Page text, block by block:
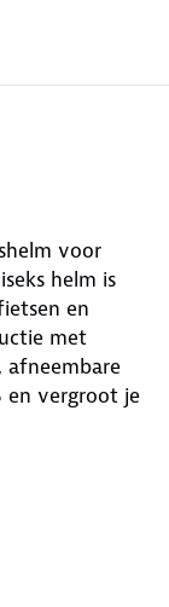
voor
helm is
en
met
afneembare
en vergroot je
de helm
te
voorste
het fietsen.